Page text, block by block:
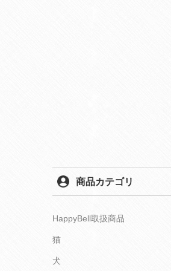
商品カテゴリ
HappyBell取扱商品
猫
犬